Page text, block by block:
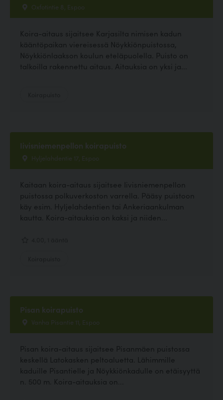
Oxfotintie 8, Espoo
Koira-aitaus sijaitsee Karjasilta nimisen kadun
kääntöpaikan viereisessä Nöykkiönpuistossa,
Nöykkiönlaakson koulun eteläpuolella. Puisto on
talkoilla rakennettu aitaus. Aitauksia on yksi ja...
Iivisniemenpellon koirapuisto
Hyljelahdentie 17, Espoo
Kaitaan koira-aitaus sijaitsee Iivisniemenpellon
puistossa polkuverkoston varrella. Pääsy puistoon
käy esim. Hyljelahdentien tai Ankeriaankulman
kautta. Koira-aitauksia on kaksi ja niiden...
Pisan koirapuisto
Vanha Pisantie 11, Espoo
Pisan koira-aitaus sijaitsee Pisanmäen puistossa
keskellä Latokasken peltoaluetta. Lähimmille
kaduille Pisantielle ja Nöykkiönkadulle on etäisyyttä
n. 500 m. Koira-aitauksia on...